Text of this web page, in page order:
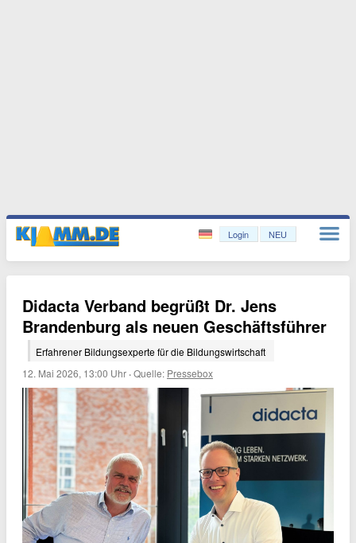
Login NEU
Didacta Verband begrüßt Dr. Jens
Brandenburg als neuen Geschäftsführer
Erfahrener Bildungsexperte für die Bildungswirtschaft
12. Mai 2026, 13:00 Uhr ·Quelle: Pressebox